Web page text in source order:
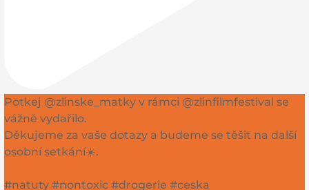
Potkej @zlinske_matky v rámci @zlinfilmfestival se
vážně vydařilo.
Děkujeme za vaše dotazy a budeme se těšit na další
osobní setkání☀️.
#natuty #nontoxic #drogerie #ceska